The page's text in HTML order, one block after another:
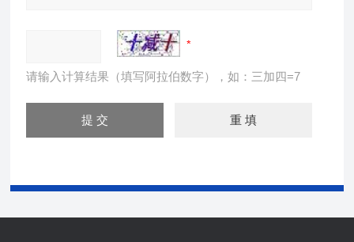
请输入计算结果（填写阿拉伯数字），如：三加四=7